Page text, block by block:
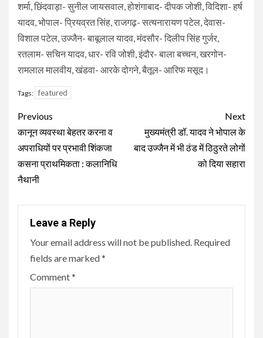
शर्मा, छिंदवाड़ा- सुनील जायसवाल, होशंगाबाद- दीपक जोशी, विदिशा- हर्ष
यादव, भोपाल- प्रियव्रत सिंह, राजगढ़- सत्यनारायण पटेल, देवास-
विशाल पटेल, उज्जैन- बाबूलाल यादव, मंदसौर- दिलीप सिंह गुर्जर,
रतलाम- सचिन यादव, धार- रवि जोशी, इंदौर- बाला बच्चन, खरगोन-
रामलाल मालवीय, खंडवा- आरके दोगने, बैतूल- आरिफ मसूद।
Tags: featured
Continue
Reading
Previous
कानून व्यवस्था बेहतर करना व
अपराधियों पर प्रभावी शिंकजा
कसना प्राथमिकता : कलानिधि
नैथानी
Next
मुख्यमंत्री डॉ. यादव ने भोपाल के
बाद उज्जैन में भी ठंड में ठिठुरते लोगों
को दिया सहारा
Leave a Reply
Your email address will not be published. Required
fields are marked*
Comment*